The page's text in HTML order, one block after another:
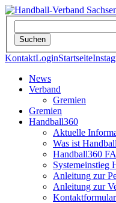
KontaktLoginStartseite
News
Verband
Gremien
Gremien
Handball360
Aktuelle
Was ist
Handball360
Systemeinstieg
Anleitung zur
Anleitung zur
Kontaktformular